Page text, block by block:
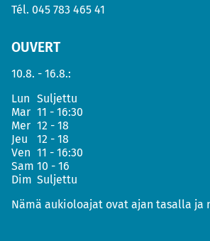
Tél. 045 783 465 41
OUVERT
10.8. - 16.8.:
Lun Suljettu
Mar 11 - 16:30
Mer 12 - 18
Jeu
12 - 18
Ven 11 - 16:30
Sam 10 - 16
Dim Suljettu
Nämä aukioloajat ovat ajan tasalla